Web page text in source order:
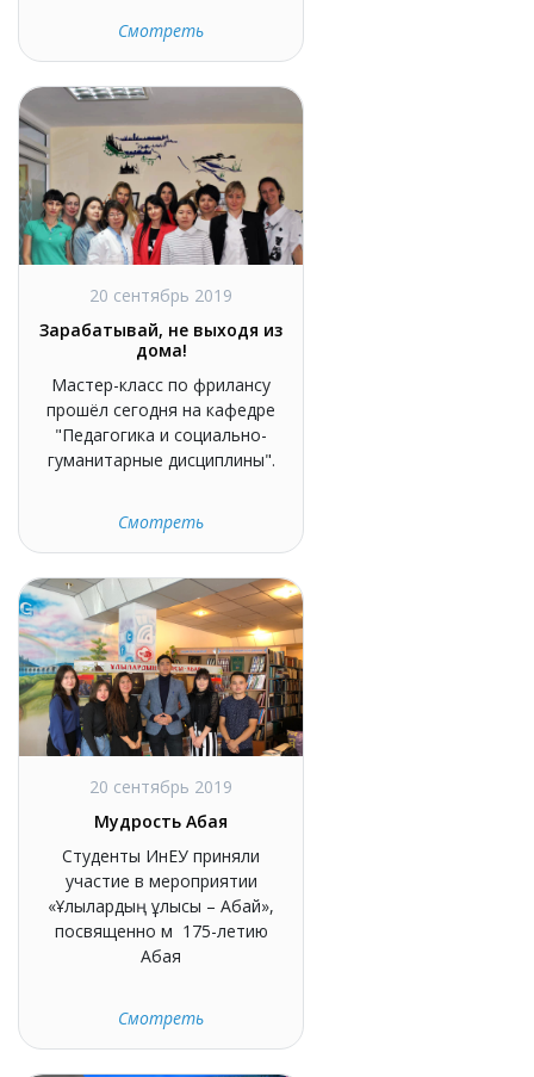
Смотреть
20 сентябрь 2019
Зарабатывай, не выходя из
дома!
Мастер-класс по фрилансу
прошёл сегодня на кафедре
"Педагогика и социально-
гуманитарные дисциплины".
Смотреть
20 сентябрь 2019
Мудрость Абая
Студенты ИнЕУ приняли
участие в мероприятии
«Ұлылардың ұлысы – Абай»,
посвященно м 175-летию
Абая
Смотреть